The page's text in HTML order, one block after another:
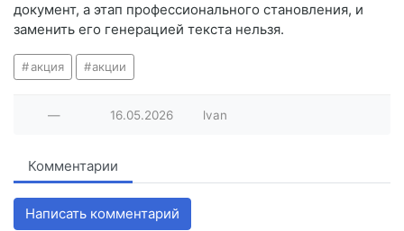
документ, а этап профессионального становления, и
заменить его генерацией текста нельзя.
акция акции
— 16.05.2026 lvan
Комментарии
Написать комментарий